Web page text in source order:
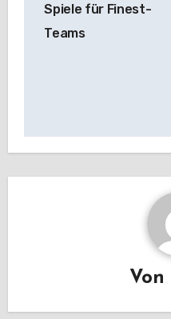
Spiele für Finest-
Teams
Von